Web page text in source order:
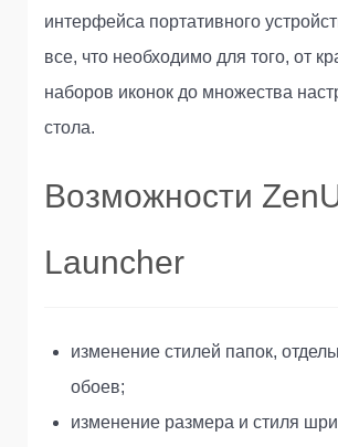
интерфейса портативного
все, что необходимо для того, от
наборов иконок до множества
стола.
Возможности
Launcher
изменение стилей папок,
обоев;
изменение размера и стиля